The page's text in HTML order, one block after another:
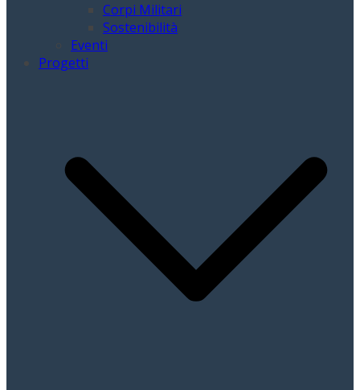
Corpi Militari
Sostenibilità
Eventi
Progetti